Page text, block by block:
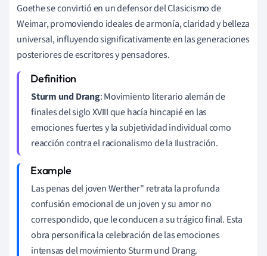
Goethe se convirtió en un defensor del Clasicismo de
Weimar, promoviendo ideales de armonía, claridad y belleza
universal, influyendo significativamente en las generaciones
posteriores de escritores y pensadores.
Sturm und Drang: Movimiento literario alemán de
finales del siglo XVIII que hacía hincapié en las
emociones fuertes y la subjetividad individual como
reacción contra el racionalismo de la Ilustración.
Las penas del joven Werther" retrata la profunda
confusión emocional de un joven y su amor no
correspondido, que le conducen a su trágico final. Esta
obra personifica la celebración de las emociones
intensas del movimiento Sturm und Drang.